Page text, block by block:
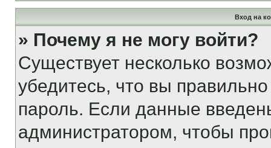
Вход на
» Почему я не могу войти?
Существует несколько
убедитесь, что вы
пароль. Если данные
администратором, чтобы